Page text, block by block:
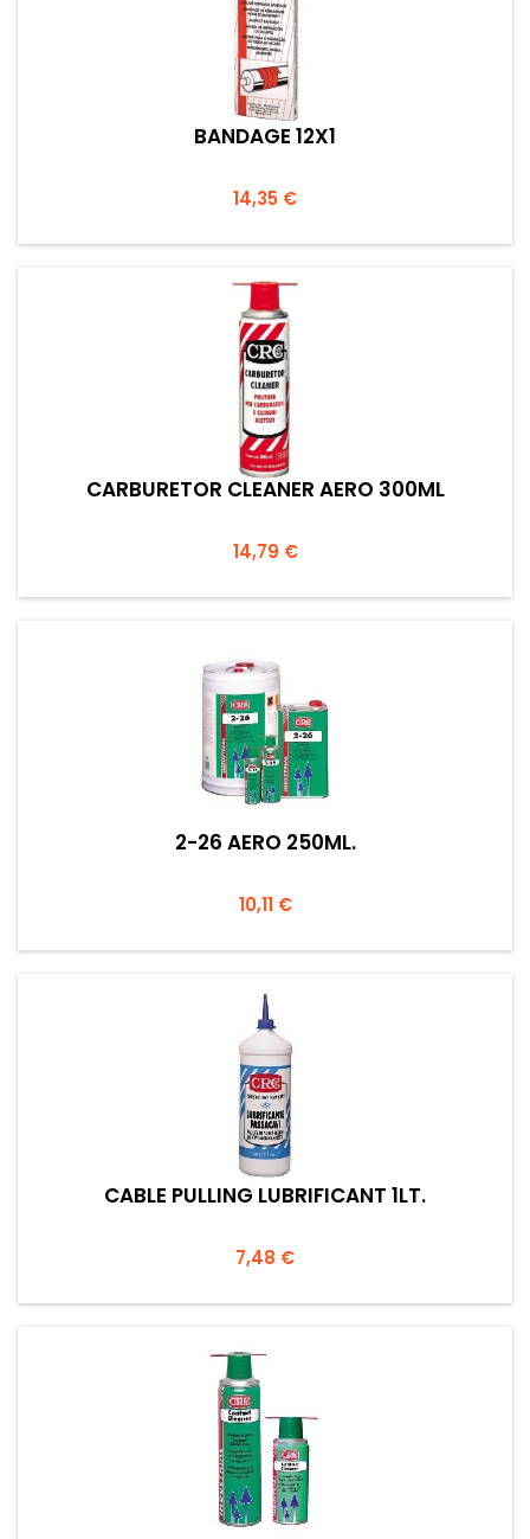
BANDAGE 12X1
Prezzo
14,35 €
CARBURETOR CLEANER AERO 300ML
Prezzo
14,79 €
2-26 AERO 250ML.
Prezzo
10,11 €
CABLE PULLING LUBRIFICANT 1LT.
Prezzo
7,48 €